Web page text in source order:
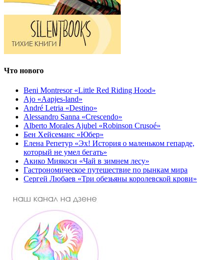
Что нового
Beni Montresor «Little Red Riding Hood»
Ajo «Aapjes-land»
André Letria «Destino»
Alessandro Sanna «Crescendo»
Alberto Morales Ajubel «Robinson Crusoé»
Бен Хейсеманс «Юбер»
Елена Репетур «Эх! История о маленьком гепарде,
который не умел бегать»
Акико Миякоси «Чай в зимнем лесу»
Гастрономическое путешествие по рынкам мира
Сергей Любаев «Три обезьяны королевской крови»